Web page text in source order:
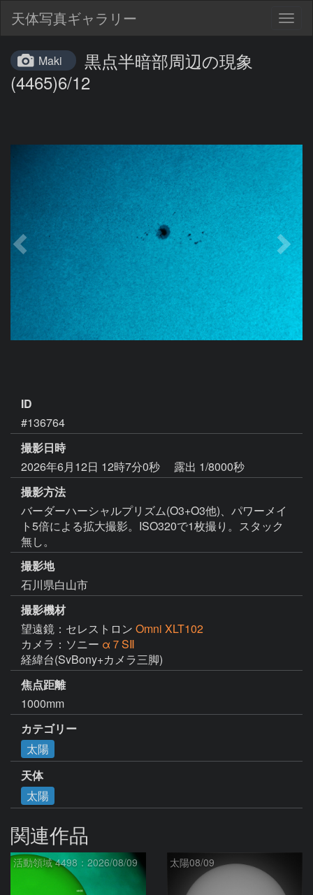
天体写真ギャラリー
Maki
黒点半暗部周辺の現象
(4465)6/12
ID
#136764
撮影日時
2026年6月12日 12時7分0秒
露出 1/8000秒
撮影方法
バーダーハーシャルプリズム(O3+O3他)、パワーメイ
ト5倍による拡大撮影。ISO320で1枚撮り。スタック
無し。
撮影地
石川県白山市
撮影機材
望遠鏡：セレストロン Omni XLT102
カメラ：ソニー α７SⅡ
経緯台(SvBony+カメラ三脚)
焦点距離
1000mm
カテゴリー
太陽
天体
太陽
関連作品
活動領域 4498：2026/08/09 太陽08/09